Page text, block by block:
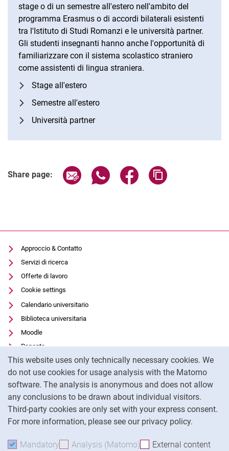
This website uses only technically necessary cookies. We
do not use cookies for usage analysis with the Matomo
software. The analysis is anonymous and does not allow
any conclusions to be drawn about individual visitors.
Third-party cookies are only set with your express consent.
For more information, please see our privacy policy.
Mandatory Accept mandatory cookies
Analysis (Matomo) Accept analysis cookies
External content
stage o di un semestre all'estero nell'ambito del
programma Erasmus o di accordi bilaterali esistenti
tra l'Istituto di Studi Romanzi e le università partner.
Gli studenti insegnanti hanno anche l'opportunità di
familiarizzare con il sistema scolastico straniero
come assistenti di lingua straniera.
Stage all'estero
Semestre all'estero
Università partner
Share page: Share page via email
Share page via WhatsApp
Share page via
Approccio & Contatto
Servizi di ricerca
Offerte di lavoro
Cookie settings
Calendario universitario
Biblioteca universitaria
Moodle
Panopto
Protezione dei dati
Accessibilità
Utilizzo trasparente dell'intelligenza artificiale